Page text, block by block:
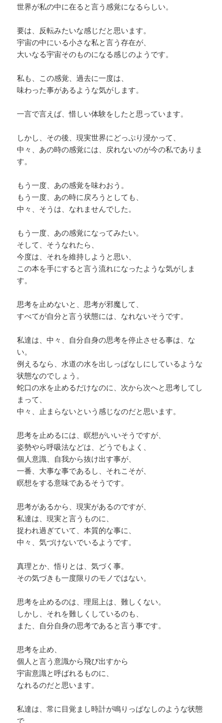
世界が私の中に在ると言う感覚になるらしい。
要は、反転みたいな感じだと思います。
宇宙の中にいる小さな私と言う存在が、
大いなる宇宙そのものになる感じのようです。
私も、この感覚、過去に一度は、
味わった事があるような気がします。
一言で言えば、惜しい体験をしたと思っています。
しかし、その後、現実世界にどっぷり浸かって、
中々、あの時の感覚には、戻れないのが今の私でありま
す。
もう一度、あの感覚を味わおう。
もう一度、あの時に戻ろうとしても、
中々、そうは、なれませんでした。
もう一度、あの感覚になってみたい。
そして、そうなれたら、
今度は、それを維持しようと思い、
この本を手にすると言う流れになったような気がしま
す。
思考を止めないと、思考が邪魔して、
すべてが自分と言う状態には、なれないそうです。
私達は、中々、自分自身の思考を停止させる事は、な
い。
例えるなら、水道の水を出しっぱなしにしているような
状態なのでしょう。
蛇口の水を止めるだけなのに、次から次へと思考してし
まって、
中々、止まらないという感じなのだと思います。
思考を止めるには、瞑想がいいそうですが、
姿勢やら呼吸法などは、どうでもよく、
個人意識、自我から抜け出す事が、
一番、大事な事であるし、それこそが、
瞑想をする意味であるそうです。
思考があるから、現実があるのですが、
私達は、現実と言うものに、
捉われ過ぎていて、本質的な事に、
中々、気づけないでいるようです。
真理とか、悟りとは、気づく事。
その気づきも一度限りのモノではない。
思考を止めるのは、理屈上は、難しくない。
しかし、それを難しくしているのも、
また、自分自身の思考であると言う事です。
思考を止め、
個人と言う意識から飛び出すから
宇宙意識と呼ばれるものに、
なれるのだと思います。
私達は、常に目覚まし時計が鳴りっぱなしのような状態
で、